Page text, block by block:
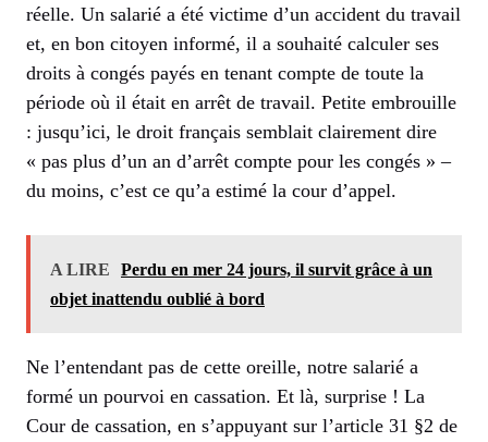
réelle. Un salarié a été victime d’un accident du travail
et, en bon citoyen informé, il a souhaité calculer ses
droits à congés payés en tenant compte de toute la
période où il était en arrêt de travail. Petite embrouille
: jusqu’ici, le droit français semblait clairement dire
« pas plus d’un an d’arrêt compte pour les congés » –
du moins, c’est ce qu’a estimé la cour d’appel.
A LIRE
Perdu en mer 24 jours, il survit grâce à un
objet inattendu oublié à bord
Ne l’entendant pas de cette oreille, notre salarié a
formé un pourvoi en cassation. Et là, surprise ! La
Cour de cassation, en s’appuyant sur l’article 31 §2 de